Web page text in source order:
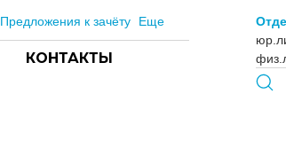
Предложения к зачёту Еще
КОНТАКТЫ